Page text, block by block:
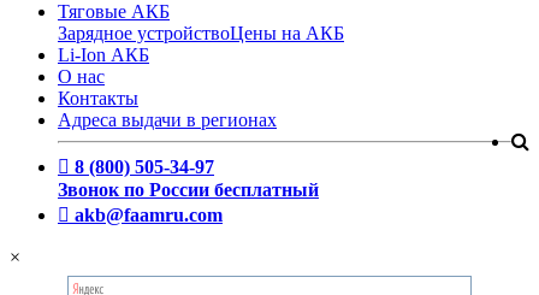
Тяговые АКБ
Зарядное устройствоЦены на АКБ
Li-Ion АКБ
О нас
Контакты
Адреса выдачи в регионах
8 (800) 505-34-97
Звонок по России бесплатный
akb@faamru.com
×